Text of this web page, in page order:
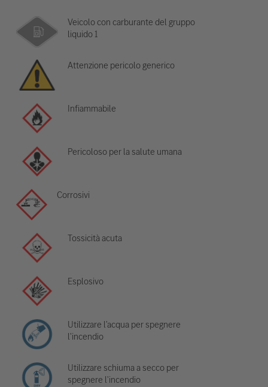
Veicolo con carburante del gruppo
liquido 1
Attenzione pericolo generico
Infiammabile
Pericoloso per la salute umana
Corrosivi
Tossicità acuta
Esplosivo
Utilizzare l'acqua per spegnere
l'incendio
Utilizzare schiuma a secco per
spegnere l'incendio